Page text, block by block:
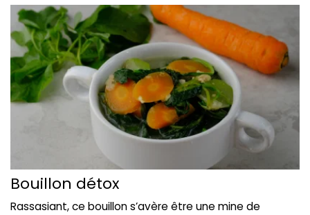
Bouillon détox
Rassasiant, ce bouillon s’avère être une mine de